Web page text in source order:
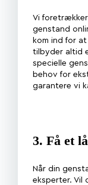
Vi
genstand
kom ind for
tilbyder altid
specielle
behov for
garantere vi
3. Få et
Når din
eksperter. Vil